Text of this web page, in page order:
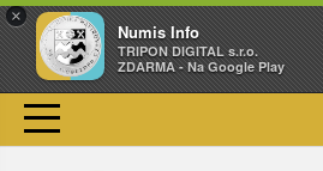
×
Numis Info
TRIPON DIGITAL s.r.o.
ZDARMA - Na Google Play